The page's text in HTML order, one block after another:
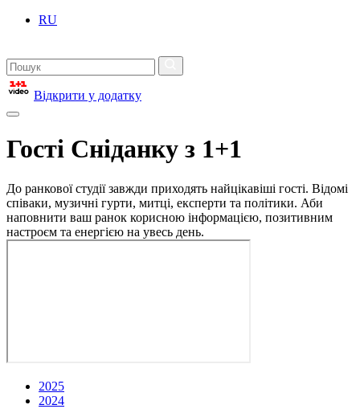
RU
Відкрити у додатку
Гості Сніданку з 1+1
До ранкової студії завжди приходять найцікавіші гості. Відомі
співаки, музичні гурти, митці, експерти та політики. Аби
наповнити ваш ранок корисною інформацією, позитивним
настроєм та енергією на увесь день.
2025
2024